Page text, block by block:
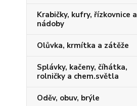
Krabičky, kufry, řízkovnice a
nádoby
Olůvka, krmítka a zátěže
Splávky, kačeny, číhátka,
rolničky a chem.světla
Oděv, obuv, brýle